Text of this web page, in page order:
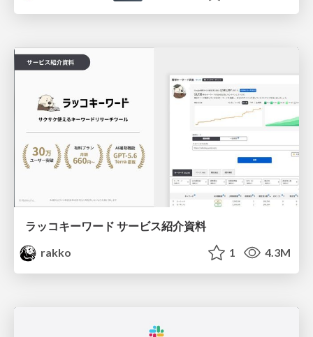
ラッコキーワード サービス紹介資料
rakko
1 4.3M